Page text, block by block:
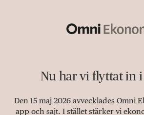
Nu har vi flyttat in
Den 15 maj 2026 avvecklades Omni
app och sajt. I stället stärker vi